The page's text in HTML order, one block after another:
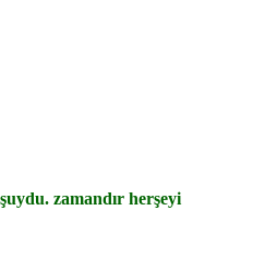
zamandır herşeyi